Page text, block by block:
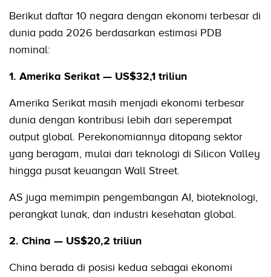
Berikut daftar 10 negara dengan ekonomi terbesar di
dunia pada 2026 berdasarkan estimasi PDB
nominal:
1. Amerika Serikat — US$32,1 triliun
Amerika Serikat masih menjadi ekonomi terbesar
dunia dengan kontribusi lebih dari seperempat
output global. Perekonomiannya ditopang sektor
yang beragam, mulai dari teknologi di Silicon Valley
hingga pusat keuangan Wall Street.
AS juga memimpin pengembangan AI, bioteknologi,
perangkat lunak, dan industri kesehatan global.
2. China — US$20,2 triliun
China berada di posisi kedua sebagai ekonomi